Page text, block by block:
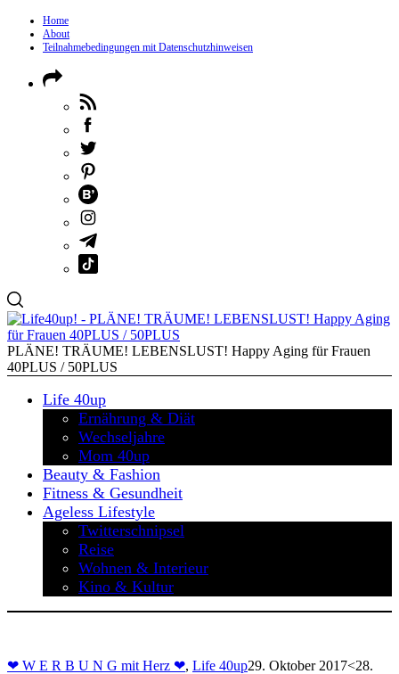
Home
About
Teilnahmebedingungen mit Datenschutzhinweisen
PLÄNE! TRÄUME! LEBENSLUST! Happy Aging für Frauen
40PLUS / 50PLUS
Life 40up
Ernährung & Diät
Wechseljahre
Mom 40up
Beauty & Fashion
Fitness & Gesundheit
Ageless Lifestyle
Twitterschnipsel
Reise
Wohnen & Interieur
Kino & Kultur
❤ W E R B U N G mit Herz ❤, Life 40up29. Oktober 2017<28.